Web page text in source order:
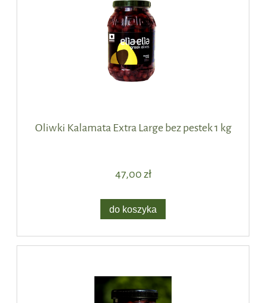
Oliwki Kalamata Extra Large bez pestek 1 kg
47,00 zł
do koszyka